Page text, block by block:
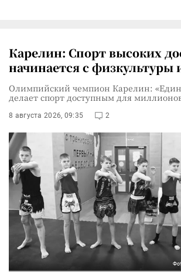
Карелин: Спорт высоких
начинается с физкультуры
Олимпийский чемпион Карелин:
делает спорт доступным для
8 августа 2026, 09:35 2